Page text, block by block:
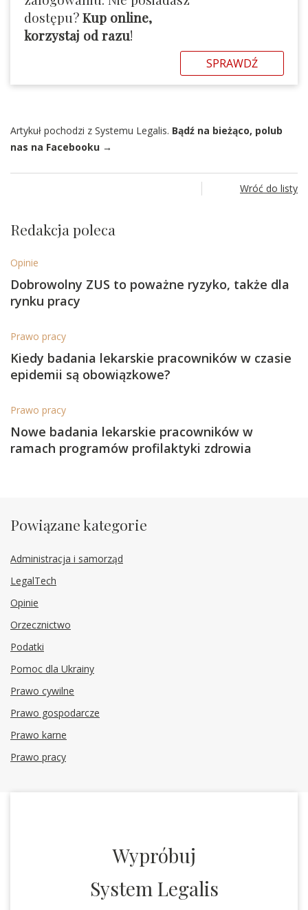
dostępu?Kup online,
korzystaj od razu!
SPRAWDŹ
Artykuł pochodzi z Systemu Legalis. Bądź na bieżąco, polub
nas na Facebooku →
Wróć do listy
Redakcja poleca
Opinie
Dobrowolny ZUS to poważne ryzyko, także dla
rynku pracy
Prawo pracy
Kiedy badania lekarskie pracowników w czasie
epidemii są obowiązkowe?
Prawo pracy
Nowe badania lekarskie pracowników w
ramach programów profilaktyki zdrowia
Powiązane kategorie
Administracja i samorząd
LegalTech
Opinie
Orzecznictwo
Podatki
Pomoc dla Ukrainy
Prawo cywilne
Prawo gospodarcze
Prawo karne
Prawo pracy
Wypróbuj
System Legalis